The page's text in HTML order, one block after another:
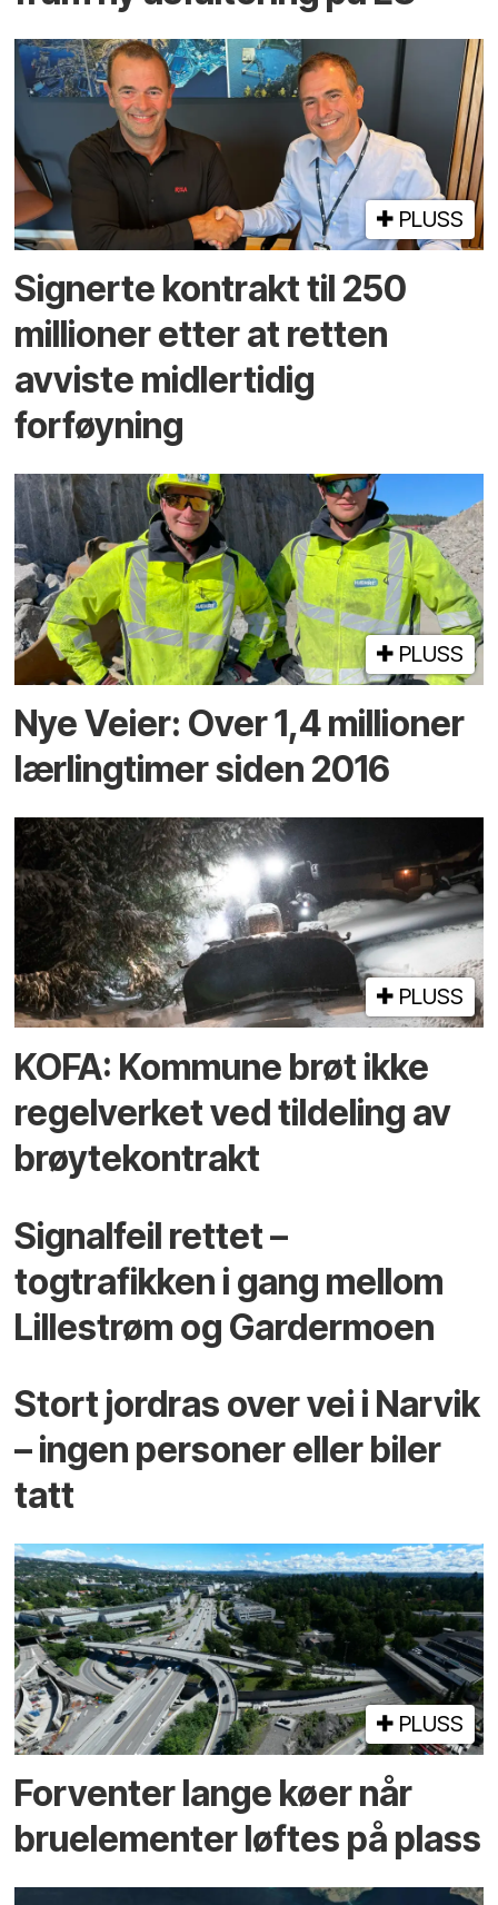
PLUSS
Signerte kontrakt til 250
millioner etter at retten
avviste midlertidig
forføyning
PLUSS
Nye Veier: Over 1,4 millioner
lærlingtimer siden 2016
PLUSS
KOFA: Kommune brøt ikke
regelverket ved tildeling av
brøytekontrakt
Signalfeil rettet –
togtrafikken i gang mellom
Lillestrøm og Gardermoen
Stort jordras over vei i Narvik
– ingen personer eller biler
tatt
PLUSS
Forventer lange køer når
bru­elementer løftes på plass